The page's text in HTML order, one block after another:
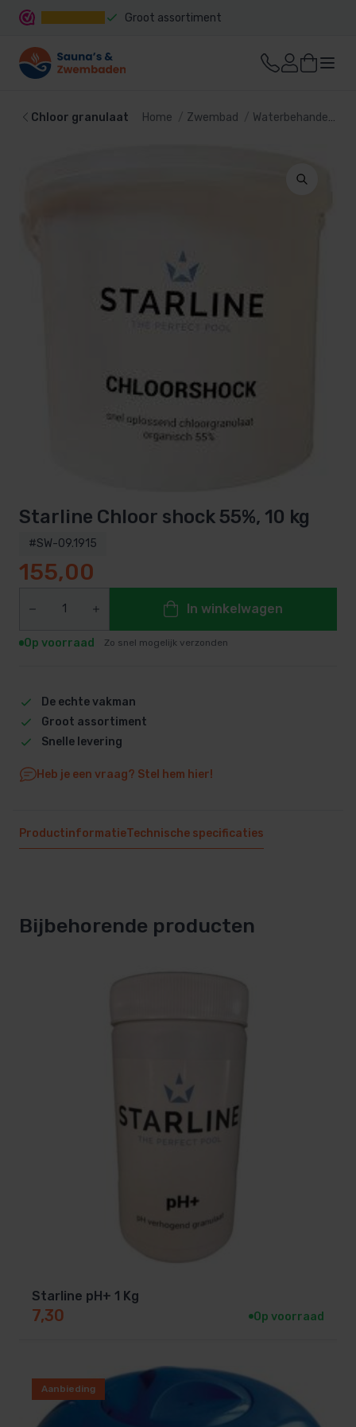
Groot assortiment
Chloor granulaat Home Zwembad Waterbehandeling
Starline Chloor shock 55%, 10 kg
#SW-09.1915
155,00
In winkelwagen
Op voorraad Zo snel mogelijk verzonden
De echte vakman
Groot assortiment
Snelle levering
Heb je een vraag? Stel hem hier!
ProductinformatieTechnische specificaties
Bijbehorende producten
Starline pH+ 1 Kg
7,30 Op voorraad
Aanbieding